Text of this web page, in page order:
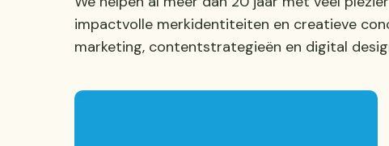
impactvolle merkidentiteiten en creatieve
marketing, contentstrategieën en digital